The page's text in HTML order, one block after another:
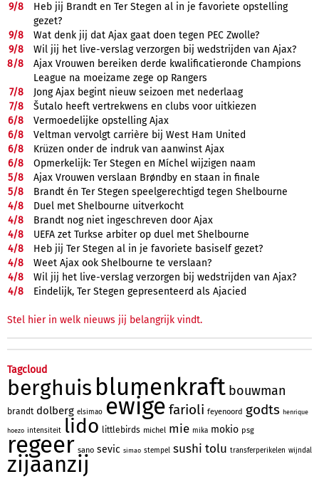
9/8
Heb jij Brandt en Ter Stegen al in je favoriete opstelling
gezet?
9/8
Wat denk jij dat Ajax gaat doen tegen PEC Zwolle?
9/8
Wil jij het live-verslag verzorgen bij wedstrijden van Ajax?
8/8
Ajax Vrouwen bereiken derde kwalificatieronde Champions
League na moeizame zege op Rangers
7/8
Jong Ajax begint nieuw seizoen met nederlaag
7/8
Šutalo heeft vertrekwens en clubs voor uitkiezen
6/8
Vermoedelijke opstelling Ajax
6/8
Veltman vervolgt carrière bij West Ham United
6/8
Krüzen onder de indruk van aanwinst Ajax
6/8
Opmerkelijk: Ter Stegen en Míchel wijzigen naam
5/8
Ajax Vrouwen verslaan Brøndby en staan in finale
5/8
Brandt én Ter Stegen speelgerechtigd tegen Shelbourne
4/8
Duel met Shelbourne uitverkocht
4/8
Brandt nog niet ingeschreven door Ajax
4/8
UEFA zet Turkse arbiter op duel met Shelbourne
4/8
Heb jij Ter Stegen al in je favoriete basiself gezet?
4/8
Weet Ajax ook Shelbourne te verslaan?
4/8
Wil jij het live-verslag verzorgen bij wedstrijden van Ajax?
4/8 Eindelijk, Ter Stegen gepresenteerd als Ajacied
Stel hier in welk nieuws jij belangrijk vindt.
Tagcloud
berghuis blumenkraft bouwman
brandt dolberg elsimao ewige farioli feyenoord godts henrique
hoezo intensiteit lido littlebirds michel mie mika mokio psg
regeer sano sevic simao stempel sushi tolu transferperikelen wijndal
zijaanzij